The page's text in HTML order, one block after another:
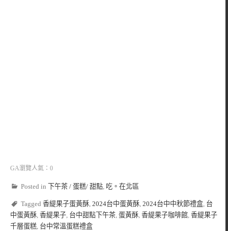
GA瀏覽人氣：0
Posted in 下午茶 / 蛋糕/ 甜點, 吃。在北區
Tagged 香緹果子蛋黃酥, 2024台中蛋黃酥, 2024台中中秋節禮盒, 台
中蛋黃酥, 香緹果子, 台中甜點下午茶, 蛋黃酥, 香緹果子咖啡館, 香緹果子
千層蛋糕, 台中常溫蛋糕禮盒